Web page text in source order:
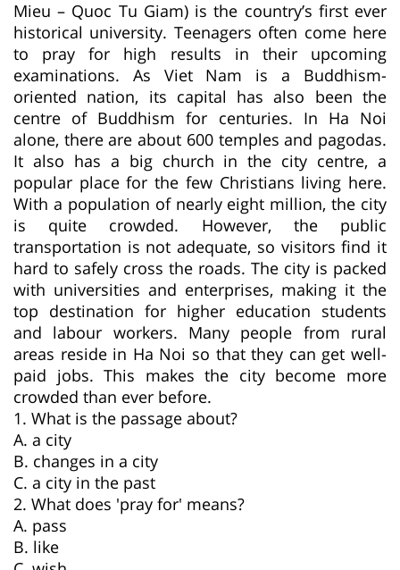
Mieu – Quoc Tu Giam) is the country’s first ever
historical university. Teenagers often come here
to pray for high results in their upcoming
examinations. As Viet Nam is a Buddhism-
oriented nation, its capital has also been the
centre of Buddhism for centuries. In Ha Noi
alone, there are about 600 temples and pagodas.
It also has a big church in the city centre, a
popular place for the few Christians living here.
With a population of nearly eight million, the city
is quite crowded. However, the public
transportation is not adequate, so visitors find it
hard to safely cross the roads. The city is packed
with universities and enterprises, making it the
top destination for higher education students
and labour workers. Many people from rural
areas reside in Ha Noi so that they can get well-
paid jobs. This makes the city become more
crowded than ever before.
1. What is the passage about?
A. a city
B. changes in a city
C. a city in the past
2. What does 'pray for' means?
A. pass
B. like